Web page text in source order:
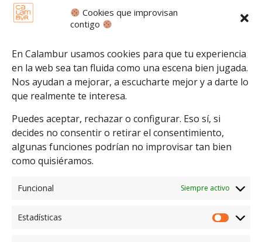
Cookies que improvisan
contigo
En Calambur usamos cookies para que tu experiencia
en la web sea tan fluida como una escena bien jugada.
Nos ayudan a mejorar, a escucharte mejor y a darte lo
que realmente te interesa.
Puedes aceptar, rechazar o configurar. Eso sí, si
decides no consentir o retirar el consentimiento,
algunas funciones podrían no improvisar tan bien
como quisiéramos.
Funcional Siempre activo
Estadísticas
Escuela
Espectáculos
Promociones
Contacto